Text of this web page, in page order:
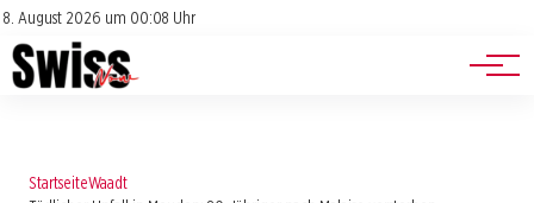
8. August 2026 um 00:08 Uhr
Impressum
Datenschutz
Jobs
Events
StartseiteWaadt